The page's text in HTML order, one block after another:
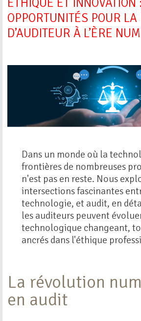
OPPORTUNITÉS POUR LA
D’AUDITEUR À L’ÈRE
Dans un monde où la
frontières de nombreuses
n'est pas en reste. Nous
intersections fascinantes
technologie, et audit, en
les auditeurs peuvent
technologique changeant,
ancrés dans l'éthique
La révolution
en audit